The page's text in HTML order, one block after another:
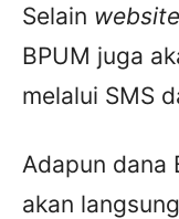
Selain website
BPUM juga
melalui SMS
Adapun dana
akan